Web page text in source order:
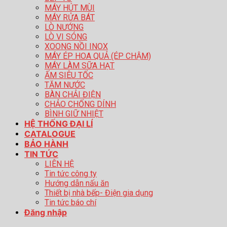
MÁY HÚT MÙI
MÁY RỬA BÁT
LÒ NƯỚNG
LÒ VI SÓNG
XOONG NỒI INOX
MÁY ÉP HOA QUẢ (ÉP CHẬM)
MÁY LÀM SỮA HẠT
ẤM SIÊU TỐC
TĂM NƯỚC
BÀN CHẢI ĐIỆN
CHẢO CHỐNG DÍNH
BÌNH GIỮ NHIỆT
HỆ THỐNG ĐẠI LÍ
CATALOGUE
BẢO HÀNH
TIN TỨC
LIÊN HỆ
Tin tức công ty
Hướng dẫn nấu ăn
Thiết bị nhà bếp- Điện gia dụng
Tin tức báo chí
Đăng nhập